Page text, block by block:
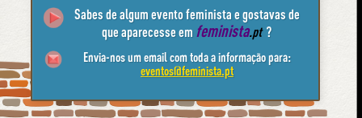
Sabes de algum evento feminista e gostavas de
que aparecesse em feminista.pt ?
Envia-nos um email com toda a informação para:
eventos@feminista.pt